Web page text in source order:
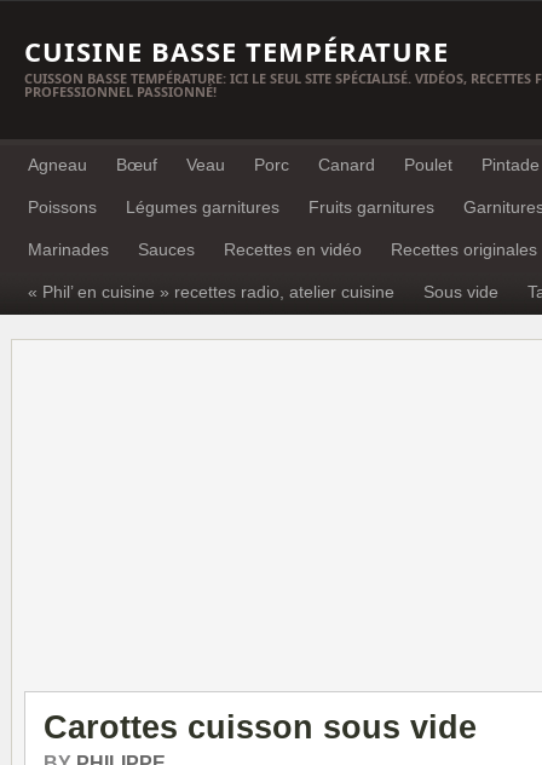
CUISINE BASSE TEMPÉRATURE
CUISSON BASSE TEMPÉRATURE: ICI LE SEUL SITE SPÉCIALISÉ. VIDÉOS, RECETTES
PROFESSIONNEL PASSIONNÉ!
Agneau Bœuf Veau Porc Canard Poulet Pintade
Poissons Légumes garnitures Fruits garnitures
Marinades Sauces Recettes en vidéo Recettes originales
« Phil’ en cuisine » recettes radio, atelier cuisine Sous vide
Carottes cuisson sous vide